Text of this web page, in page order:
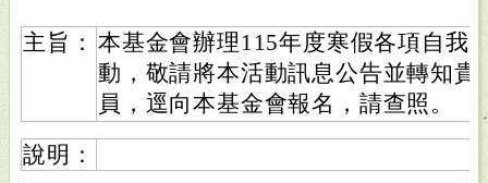
主旨： 本基金會辦理115年度寒假各項自我
動，敬請將本活動訊息公告並轉知貴
員，逕向本基金會報名，請查照。
說明：